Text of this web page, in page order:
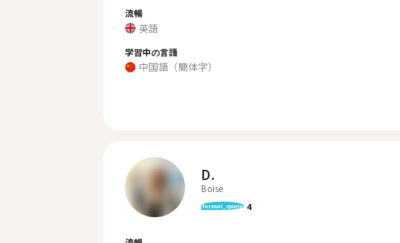
流暢
英語
学習中の言語
中国語（簡体字）
D.
Boise
format_quote 4